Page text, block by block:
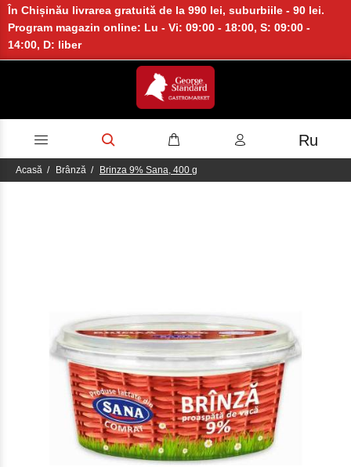
În Chișinău livrarea gratuită de la 990 lei, suburbiile - 90 lei.
Program magazin online: Lu - Vi: 09:00 - 18:00, S: 09:00 -
14:00, D: liber
Ru
Acasă Brânză Brinza 9% Sana, 400 g